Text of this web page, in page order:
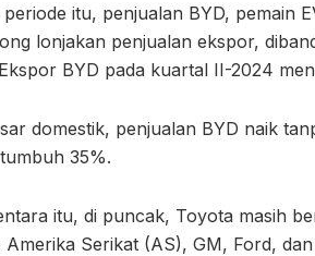
periode itu, penjualan BYD, pemain
lonjakan penjualan ekspor,
BYD pada kuartal II-2024
domestik, penjualan BYD naik
35%.
itu, di puncak, Toyota masih
Amerika Serikat (AS), GM, Ford,